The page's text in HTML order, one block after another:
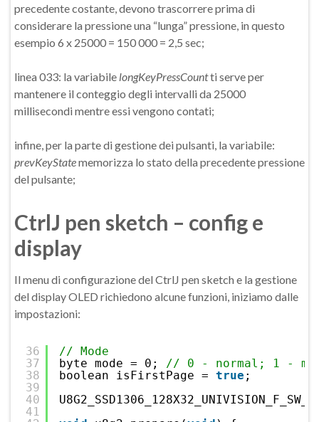
precedente costante, devono trascorrere prima di
considerare la pressione una “lunga” pressione, in questo
esempio 6 x 25000 = 150 000 = 2,5 sec;
linea 033: la variabile longKeyPressCountti serve per
mantenere il conteggio degli intervalli da 25000
millisecondi mentre essi vengono contati;
infine, per la parte di gestione dei pulsanti, la variabile:
prevKeyStatememorizza lo stato della precedente pressione
del pulsante;
CtrlJ pen sketch – config e
display
Il menu di configurazione del CtrlJ pen sketch e la gestione
del display OLED richiedono alcune funzioni, iniziamo dalle
impostazioni:
36
37
38
39
40
41
// Mode
byte mode = 0;
// 0 - normal; 1 -
boolean isFirstPage = true ;